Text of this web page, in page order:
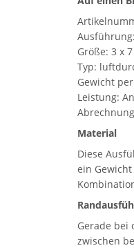
Größe: 3 x
Typ:
Gewicht
Leistung:
Material
Diese
ein
Gerade bei
zwischen